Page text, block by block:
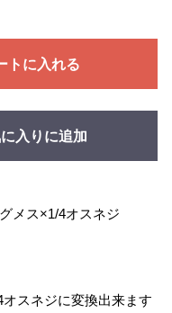
トに入れる
入りに追加
メス×1/4オスネジ
スネジに変換出来ます